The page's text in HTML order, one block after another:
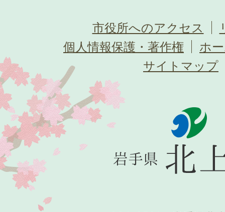
市役所へのアクセス
個人情報保護・著作権
ホ
サイトマップ